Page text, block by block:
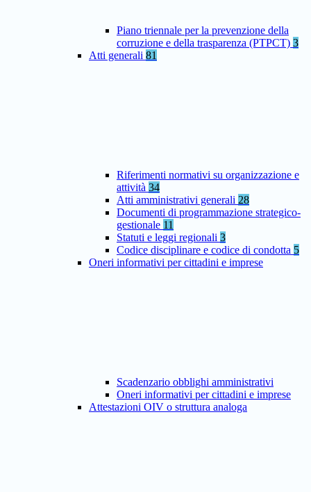
Piano triennale per la prevenzione della
corruzione e della trasparenza (PTPCT) 3
Atti generali 81
Riferimenti normativi su organizzazione e
attività 34
Atti amministrativi generali 28
Documenti di programmazione strategico-
gestionale 11
Statuti e leggi regionali 3
Codice disciplinare e codice di condotta 5
Oneri informativi per cittadini e imprese
Scadenzario obblighi amministrativi
Oneri informativi per cittadini e imprese
Attestazioni OIV o struttura analoga